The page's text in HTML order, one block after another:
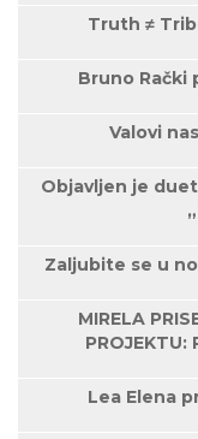
Truth ≠
Bruno Rački
Valovi
Objavljen je
Zaljubite se u
MIRELA
Lea Elena